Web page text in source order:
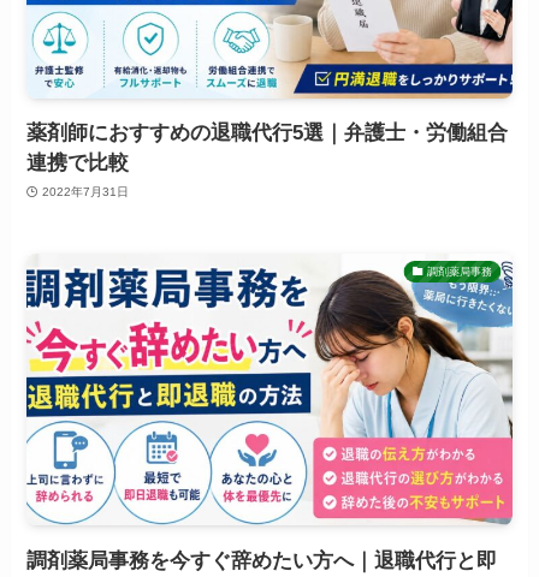
薬剤師におすすめの退職代行5選｜弁護士・労働組合
連携で比較
2022年7月31日
調剤薬局事務
調剤薬局事務を今すぐ辞めたい方へ｜退職代行と即